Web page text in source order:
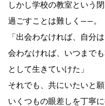
しかし学校の教室という
過ごすことは難しく――。
「出会わなければ、自分
会わなければ、いつまで
として生きていけた」
それでも、共にいたいと
いくつもの眼差しを丁寧